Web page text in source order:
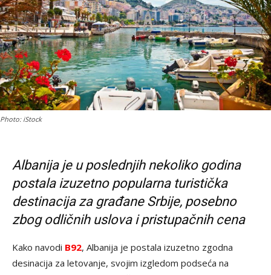
Photo: iStock
Albanija je u poslednjih nekoliko godina
postala izuzetno popularna turistička
destinacija za građane Srbije, posebno
zbog odličnih uslova i pristupačnih cena
Kako navodi B92, Albanija je postala izuzetno zgodna
desinacija za letovanje, svojim izgledom podseća na